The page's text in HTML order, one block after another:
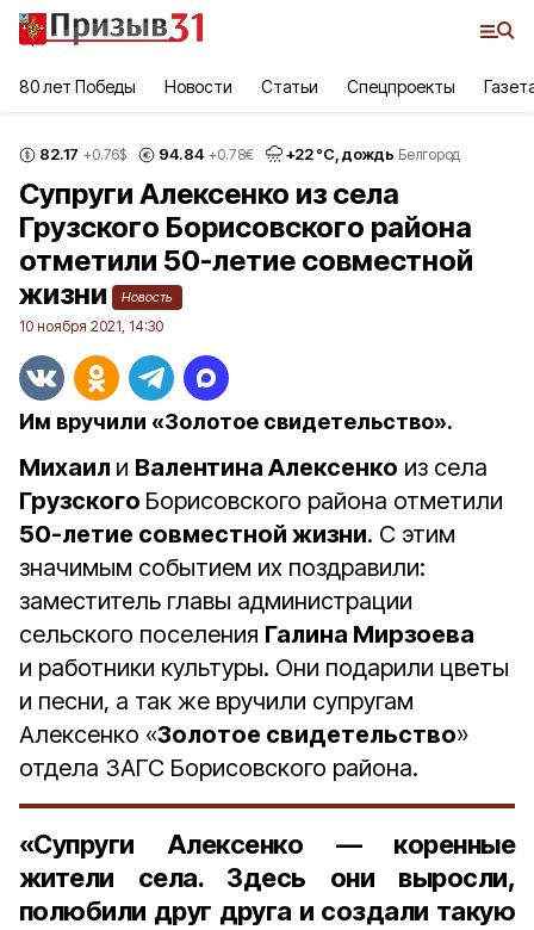
80 лет Победы Новости Статьи Спецпроекты
82.17 +0.76$ 94.84 +0.78€ +22°С, дождь Белгород
Супруги Алексенко из села
Грузского Борисовского района
отметили 50-летие совместной
жизни
Новость
10 ноября 2021, 14:30
Им вручили «Золотое свидетельство».
Михаил и Валентина Алексенко из села
Грузского Борисовского района отметили
50-летие совместной жизни. С этим
значимым событием их поздравили:
заместитель главы администрации
сельского поселения Галина Мирзоева
и работники культуры. Они подарили цветы
и песни, а так же вручили супругам
Алексенко «Золотое свидетельство»
отдела ЗАГС Борисовского района.
«Супруги Алексенко — коренные
жители села. Здесь они выросли,
полюбили друг друга и создали такую